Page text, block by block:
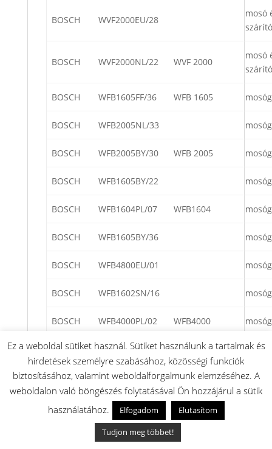
BOSCH WVF2000EU/28
mosó
BOSCH WVF2000NL/22 WVF 2000
mosó
BOSCH WFB1605FF/36 WFB 1605
BOSCH WFB2005NL/33
BOSCH WFB2005BY/30 WFB 2005
BOSCH WFB1605BY/22
BOSCH WFB1604PL/07 WFB1604
BOSCH WFB1605BY/36
BOSCH WFB4800EU/01
BOSCH WFB1602SN/16
BOSCH WFB4000PL/02 WFB4000
BOSCH WFB2005PL/36 WFB2005
BOSCH WFB1005IG/26 WFB 1005
BOSCH WFB2004FG/26 WFB 2004
WFB2005AU/22
Ez a weboldal sütiket használ. Sütiket használunk a tartalmak és
hirdetések személyre szabásához, közösségi funkciók
biztosításához, valamint weboldalforgalmunk elemzéséhez. A
weboldalon való böngészés folytatásával Ön hozzájárul a sütik
használatához.
Elfogadom
Elutasítom
Tudjon meg többet!